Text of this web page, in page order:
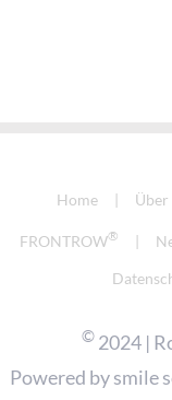
Home Über
FRONTROW®
© 2024 |
Powered bysmile